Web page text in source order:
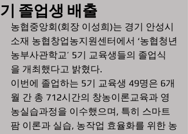
기 졸업생 배출
농협중앙회(회장 이성희)는 경기 안성시
소재 농협창업농지원센터에서 ‘농협청년
농부사관학교’ 5기 교육생들의 졸업식
을 개최했다고 밝혔다.
이번에 졸업하는 5기 교육생 49명은 6개
월 간 총 712시간의 창농이론교육과 영
농실습과정을 이수했으며, 특히 스마트
팜 이론과 실습, 농작업 효율화를 위한 농